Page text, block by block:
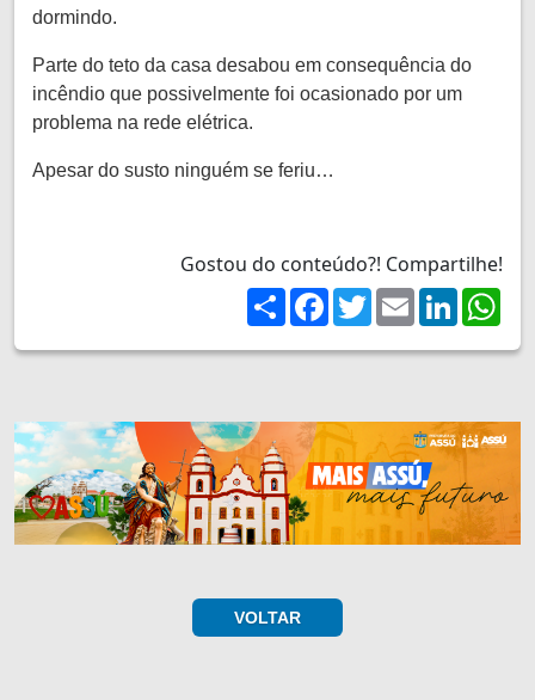
dormindo.
Parte do teto da casa desabou em consequência do
incêndio que possivelmente foi ocasionado por um
problema na rede elétrica.
Apesar do susto ninguém se feriu…
Gostou do conteúdo?! Compartilhe!
ShareFacebook
TwitterEmailLinkedIn
VOLTAR